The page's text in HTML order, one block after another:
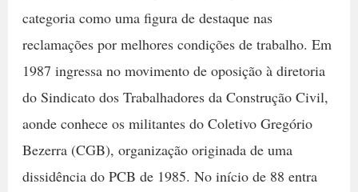
categoria como uma figura de destaque nas
reclamações por melhores condições de trabalho. Em
1987 ingressa no movimento de oposição à diretoria
do Sindicato dos Trabalhadores da Construção Civil,
aonde conhece os militantes do Coletivo Gregório
Bezerra (CGB), organização originada de uma
dissidência do PCB de 1985. No início de 88 entra